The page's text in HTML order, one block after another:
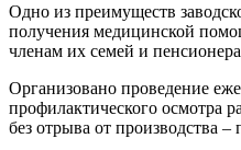
Одно из преимуществ
получения медицинской
членам их семей и
Организовано проведение
профилактического осмотра
без отрыва от производства